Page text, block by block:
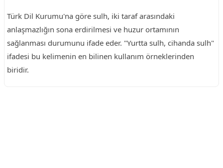
Türk Dil Kurumu'na göre sulh, iki taraf arasındaki
anlaşmazlığın sona erdirilmesi ve huzur ortamının
sağlanması durumunu ifade eder. "Yurtta sulh, cihanda sulh"
ifadesi bu kelimenin en bilinen kullanım örneklerinden
biridir.